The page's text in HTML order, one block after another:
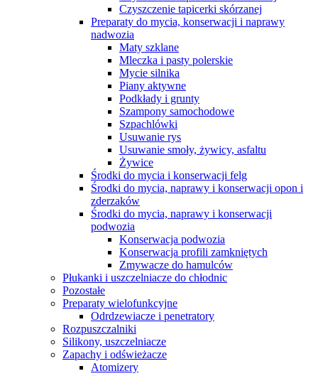
Czyszczenie tapicerki skórzanej
Preparaty do mycia, konserwacji i naprawy
nadwozia
Maty szklane
Mleczka i pasty polerskie
Mycie silnika
Piany aktywne
Podkłady i grunty
Szampony samochodowe
Szpachlówki
Usuwanie rys
Usuwanie smoły, żywicy, asfaltu
Żywice
Środki do mycia i konserwacji felg
Środki do mycia, naprawy i konserwacji opon i
zderzaków
Środki do mycia, naprawy i konserwacji
podwozia
Konserwacja podwozia
Konserwacja profili zamkniętych
Zmywacze do hamulców
Płukanki i uszczelniacze do chłodnic
Pozostałe
Preparaty wielofunkcyjne
Odrdzewiacze i penetratory
Rozpuszczalniki
Silikony, uszczelniacze
Zapachy i odświeżacze
Atomizery